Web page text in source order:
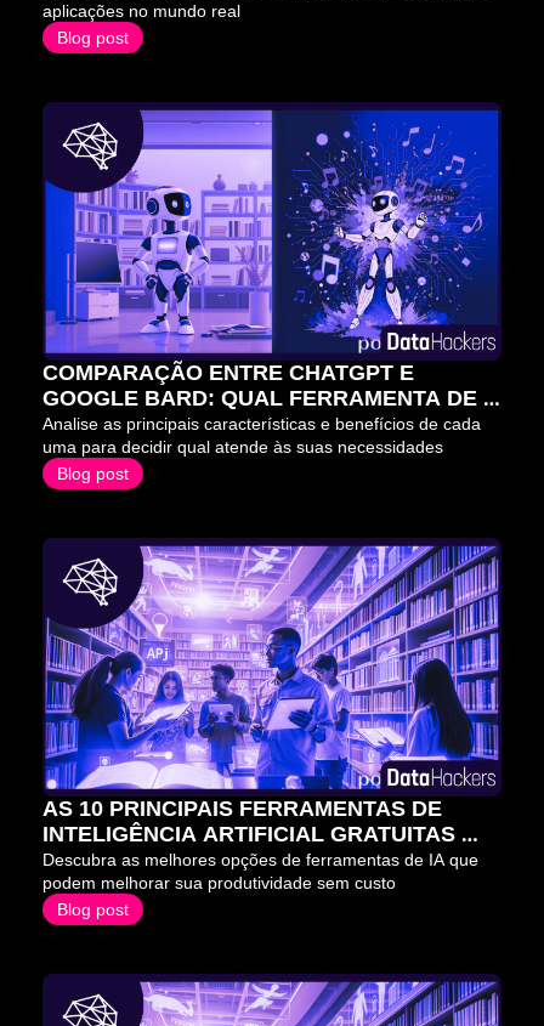
aplicações no mundo real
Blog post
COMPARAÇÃO ENTRE CHATGPT E
GOOGLE BARD: QUAL FERRAMENTA DE
IA É A MELHOR PARA VOCÊ?
Analise as principais características e benefícios de cada
uma para decidir qual atende às suas necessidades
Blog post
AS 10 PRINCIPAIS FERRAMENTAS DE
INTELIGÊNCIA ARTIFICIAL GRATUITAS
PARA 2026
Descubra as melhores opções de ferramentas de IA que
podem melhorar sua produtividade sem custo
Blog post